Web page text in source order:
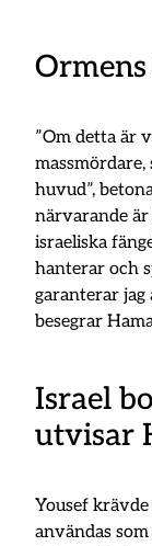
”Om detta är
huvud”,
närvarande är
israeliska
hanterar och
garanterar jag
besegrar
Israel
utvisar
Yousef
användas